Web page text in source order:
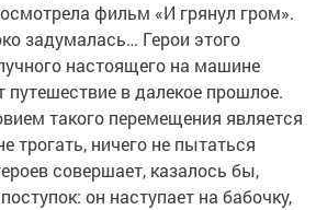
фильм «И грянул гром».
задумалась… Герои этого
настоящего на машине
в далекое прошлое.
такого перемещения является
трогать, ничего не пытаться
совершает, казалось бы,
он наступает на бабочку,